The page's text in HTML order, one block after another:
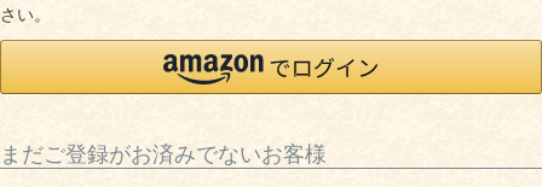
マイページ
みそ漬け
レトルトカレー
さい。
まだご登録がお済みでないお客様